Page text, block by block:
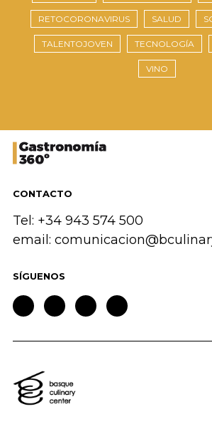
RETOCORONAVIRUS SALUD
TALENTOJOVEN TECNOLOGÍA
VINO
CONTACTO
Tel: +34 943 574 500
email:
SÍGUENOS